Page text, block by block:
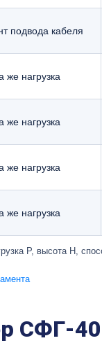
подвода кабеля
же нагрузка
же нагрузка
же нагрузка
же нагрузка
P, высота H,
СФГ-